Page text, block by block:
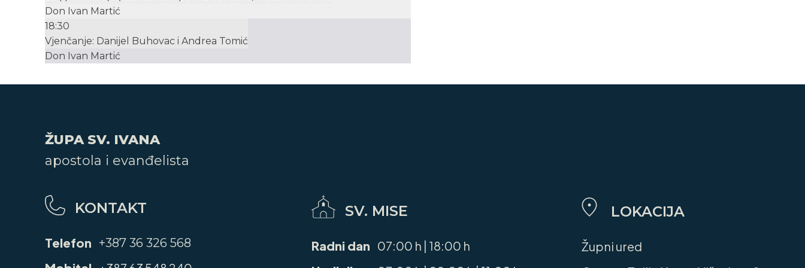
Don Ivan Martić
18:30
Vjenčanje: Danijel Buhovac i Andrea Tomić
Don Ivan Martić
ŽUPA SV. IVANA
apostola i evanđelista
KONTAKT
Telefon +387 36 326 568
SV. MISE
Radni dan 07:00 h | 18:00 h
LOKACIJA
Župni ured